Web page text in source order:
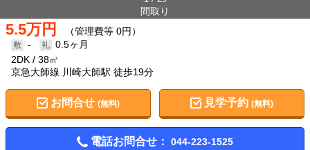
間取り
5.5万円 （管理費等 0円）
-
0.5ヶ月
2DK
38㎡
京急大師線 川崎大師駅 徒歩19分
お問合せ (無料) 見学予約(無料)
電話お問合せ： 044-223-1525